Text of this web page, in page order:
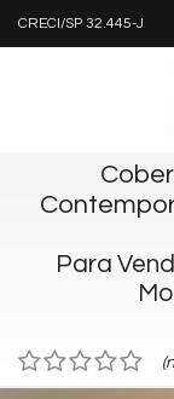
CRECI/SP 32.445-J
Para